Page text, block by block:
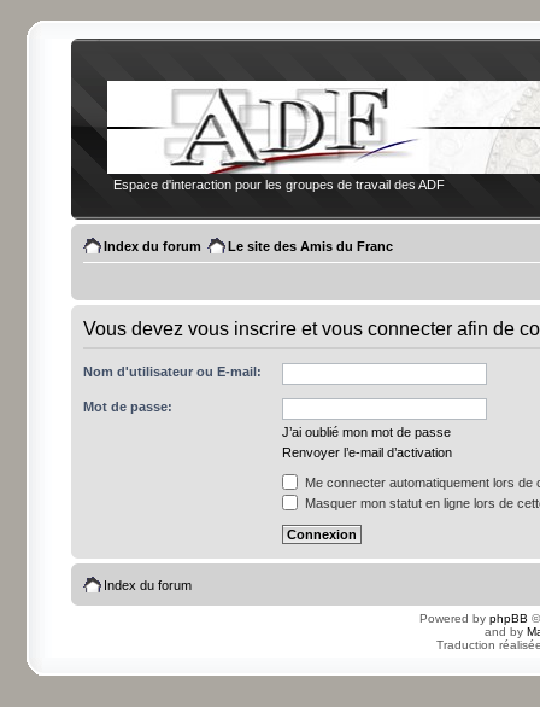
Espace d'interaction pour les groupes de travail des ADF
Index du forum Le site des Amis du Franc
Vous devez vous inscrire et vous connecter afin de
Nom d'utilisateur ou E-mail:
Mot de passe:
J’ai oublié mon mot de passe
Renvoyer l’e-mail d’activation
Me connecter automatiquement lors de
Masquer mon statut en ligne lors de
Index du forum
Powered by phpBB
and by
Traduction